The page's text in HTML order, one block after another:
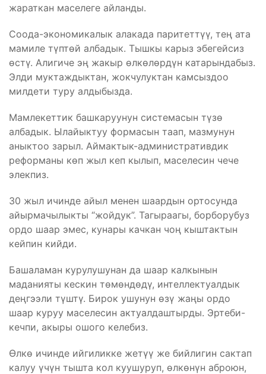
жараткан маселеге айланды.
Соода-экономикалык алакада паритеттүү, тең ата
мамиле түптөй албадык. Тышкы карыз эбегейсиз
өстү. Алигиче эң жакыр өлкөлөрдүн катарындабыз.
Элди муктаждыктан, жокчулуктан камсыздоо
милдети туру алдыбызда.
Мамлекеттик башкаруунун системасын түзө
албадык. Ылайыктуу формасын таап, мазмунун
аныктоо зарыл. Аймактык-административдик
реформаны көп жыл кеп кылып, маселесин чече
элекпиз.
30 жыл ичинде айыл менен шаардын ортосунда
айырмачылыкты “жойдук”. Тагыраагы, борборубуз
ордо шаар эмес, кунары качкан чоң кыштактын
кейпин кийди.
Башаламан курулушунан да шаар калкынын
маданияты кескин төмөндөдү, интеллектуалдык
деңгээли түштү. Бирок ушунун өзү жаңы ордо
шаар куруу маселесин актуалдаштырды. Эртеби-
кечпи, акыры ошого келебиз.
Өлкө ичинде ийгиликке жетүү же бийлигин сактап
калуу үчүн тышта кол куушуруп, өлкөнүн аброюн,